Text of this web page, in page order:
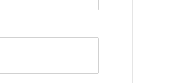
навыки. Также жильцы
участие в